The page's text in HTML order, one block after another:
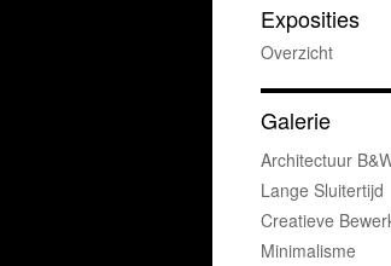
Exposities
Overzicht
Galerie
Architectuur
Lange Sluitertijd
Creatieve
Minimalisme